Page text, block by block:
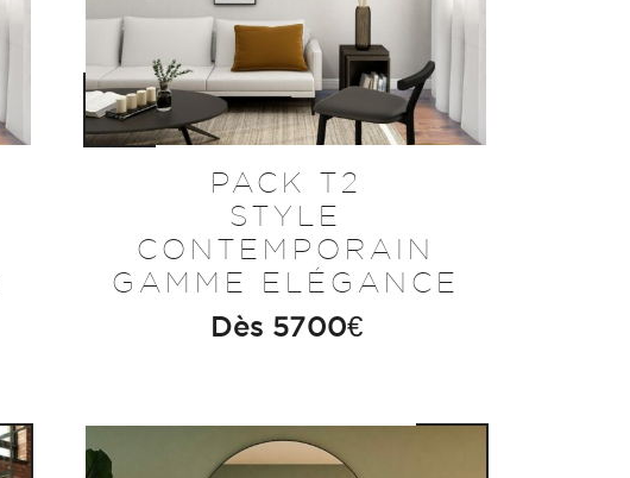
PACK T2
STYLE
CONTEMPORAIN
GAMME ELÉGANCE
Dès 5700€